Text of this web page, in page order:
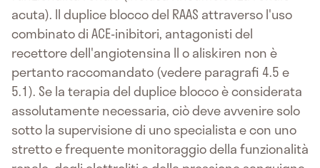
acuta). Il duplice blocco del RAAS attraverso l'uso
combinato di ACE-inibitori, antagonisti del
recettore dell'angiotensina II o aliskiren non è
pertanto raccomandato (vedere paragrafi 4.5 e
5.1). Se la terapia del duplice blocco è considerata
assolutamente necessaria, ciò deve avvenire solo
sotto la supervisione di uno specialista e con uno
stretto e frequente monitoraggio della funzionalità